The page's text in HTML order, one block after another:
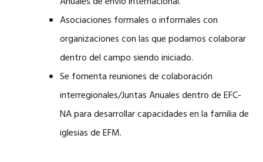
Asociaciones formales o informales con
organizaciones con las que podamos colaborar
dentro del campo siendo iniciado.
Se fomenta reuniones de colaboración
interregionales/Juntas Anuales dentro de EFC-
NA para desarrollar capacidades en la familia de
iglesias de EFM.